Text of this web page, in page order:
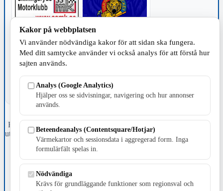
TILLVERKNING
Fristående webbtidningsföretag grundat 1991 som sedan 2002 ger
ut tidningen Skillingaryd.nu och 2010 lanserades Värnamo.nu. Från
april 2026 omfattar Skillingaryd.nu tre kommuner: Gnosjö,
Värnamo och Vaggeryds kommun.
E-post: redaktionen@skillingaryd.nu
Postadress: Gisslaköp 1, 568 92 Skillingaryd
Kakor på webbplatsen
Vi använder nödvändiga kakor för att sidan ska fungera.
Med ditt samtycke använder vi också analys för att förstå hur
sajten används.
Analys (Google Analytics)
Hjälper oss se sidvisningar, navigering och hur annonser
används.
Beteendeanalys (Contentsquare/Hotjar)
Värmekartor och sessionsdata i aggregerad form. Inga
formulärfält spelas in.
Nödvändiga
Krävs för grundläggande funktioner som regionsval och